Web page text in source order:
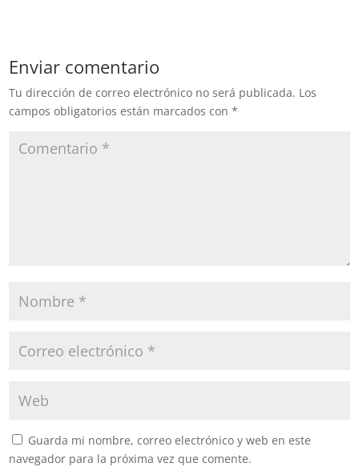
Enviar comentario
Tu dirección de correo electrónico no será publicada. Los
campos obligatorios están marcados con*
Guarda mi nombre, correo electrónico y web en este
navegador para la próxima vez que comente.